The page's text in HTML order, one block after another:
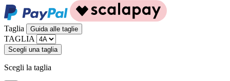
Taglia Guida alle taglie
TAGLIA
Scegli una taglia
Scegli la taglia